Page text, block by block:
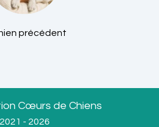
précédent
Cœurs de Chiens
2021 - 2026